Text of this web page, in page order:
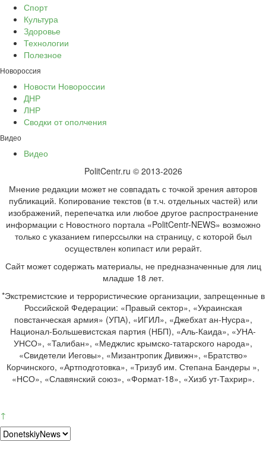
Спорт
Культура
Здоровье
Технологии
Полезное
Новороссия
Новости Новороссии
ДНР
ЛНР
Сводки от ополчения
Видео
Видео
PolitCentr.ru © 2013-2026
Мнение редакции может не совпадать с точкой зрения авторов
публикаций. Копирование текстов (в т.ч. отдельных частей) или
изображений, перепечатка или любое другое распространение
информации с Новостного портала «PolitCentr-NEWS» возможно
только с указанием гиперссылки на страницу, с которой был
осуществлен копипаст или рерайт.
Сайт может содержать материалы, не предназначенные для лиц
младше 18 лет.
*Экстремистские и террористические организации, запрещенные в
Российской Федерации: «Правый сектор», «Украинская
повстанческая армия» (УПА), «ИГИЛ», «Джебхат ан-Нусра»,
Национал-Большевистская партия (НБП), «Аль-Каида», «УНА-
УНСО», «Талибан», «Меджлис крымско-татарского народа»,
«Свидетели Иеговы», «Мизантропик Дивижн», «Братство»
Корчинского, «Артподготовка», «Тризуб им. Степана Бандеры »,
«НСО», «Славянский союз», «Формат-18», «Хизб ут-Тахрир».
↑